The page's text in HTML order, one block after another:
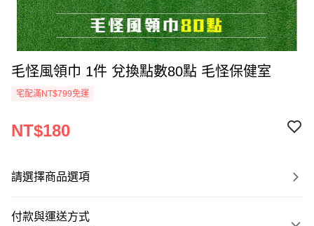
毛怪風領巾 1件 兌換點數80點 毛怪保健室
宅配滿NT$799免運
NT$180
請選擇商品選項
付款與運送方式